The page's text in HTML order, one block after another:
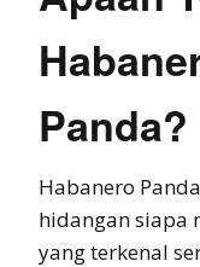
Panda?
Habanero
hidangan siapa
yang terkenal